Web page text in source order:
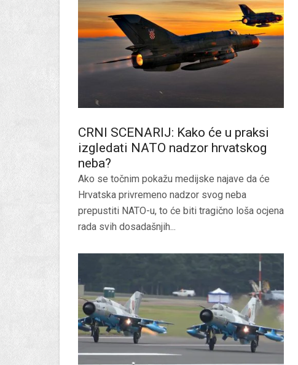
CRNI SCENARIJ: Kako će u praksi
izgledati NATO nadzor hrvatskog
neba?
Ako se točnim pokažu medijske najave da će
Hrvatska privremeno nadzor svog neba
prepustiti NATO-u, to će biti tragično loša ocjena
rada svih dosadašnjih...